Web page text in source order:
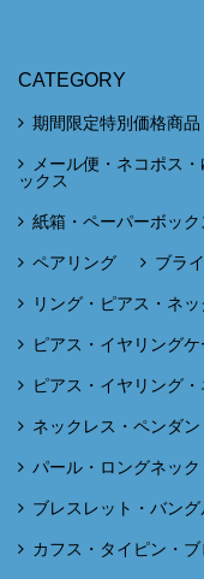
CATEGORY
期間限定特別価格商品
メール便・ネコポス
ックス
紙箱・ペーパーボック
ペアリング ブラ
リング・ピアス・ネ
ピアス・イヤリングケ
ピアス・イヤリング
ネックレス・ペンダン
パール・ロングネッ
ブレスレット・バング
カフス・タイピン・